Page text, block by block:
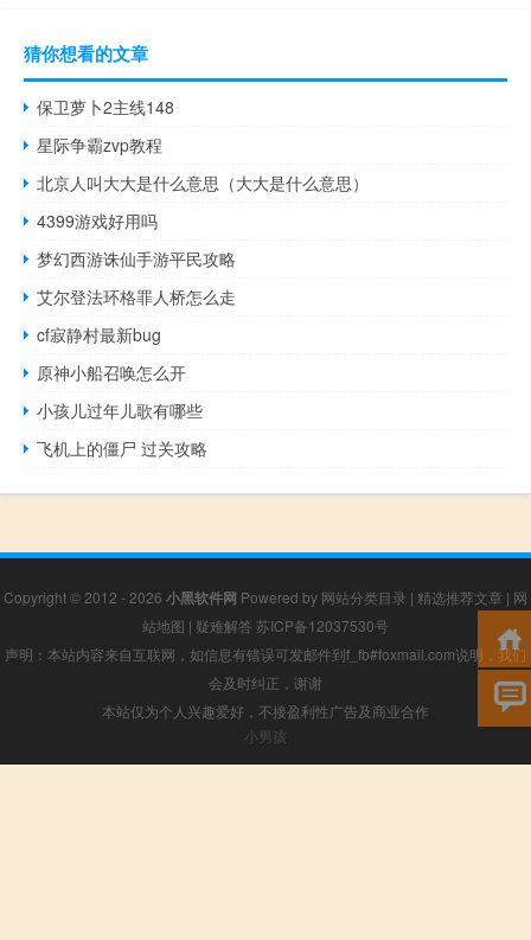
猜你想看的文章
保卫萝卜2主线148
星际争霸zvp教程
北京人叫大大是什么意思（大大是什么意思）
4399游戏好用吗
梦幻西游诛仙手游平民攻略
艾尔登法环格罪人桥怎么走
cf寂静村最新bug
原神小船召唤怎么开
小孩儿过年儿歌有哪些
飞机上的僵尸 过关攻略
Copyright © 2012 - 2026 小黑软件网 Powered by 网站分类目录 | 精选推荐文章 | 网
站地图 | 疑难解答 苏ICP备12037530号
声明：本站内容来自互联网，如信息有错误可发邮件到f_fb#foxmail.com说明，我们
会及时纠正，谢谢
本站仅为个人兴趣爱好，不接盈利性广告及商业合作
小男孩